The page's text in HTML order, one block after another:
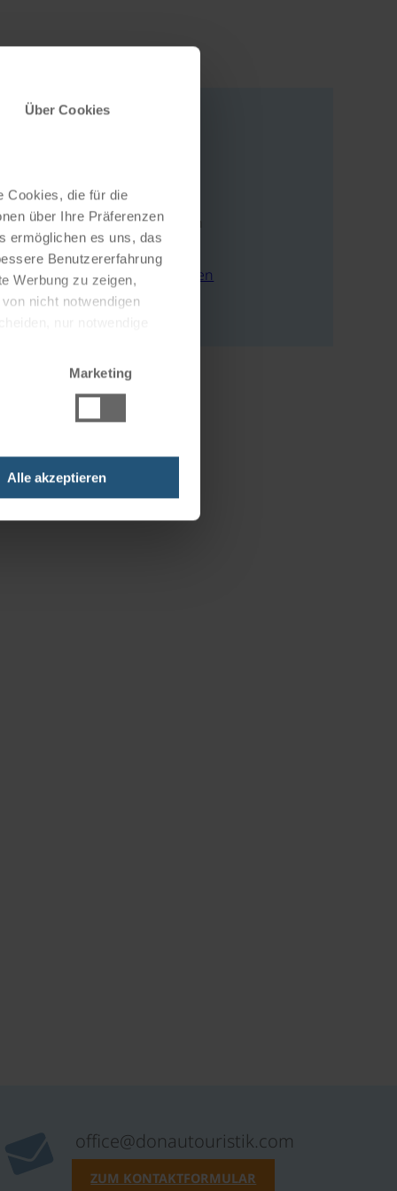
Über Cookies
Cookies, die für die
über Ihre Präferenzen
ermöglichen es uns, das
Benutzererfahrung
Werbung zu zeigen,
nicht notwendigen
Marketing
Alle akzeptieren
Rathausgasse 1
86609 Donauwörth
Deutschland
E-Mail schreiben
Zur Webseite
office@donautouristik.com
ZUM KONTAKTFORMULAR